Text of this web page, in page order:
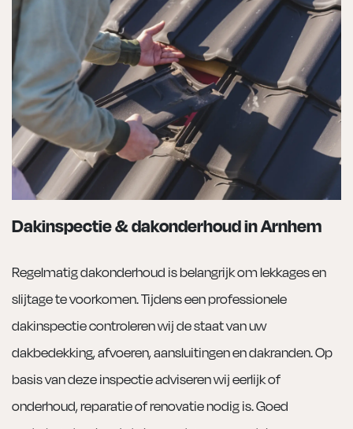
Dakinspectie & dakonderhoud in Arnhem
Regelmatig dakonderhoud is belangrijk om lekkages en
slijtage te voorkomen. Tijdens een professionele
dakinspectie controleren wij de staat van uw
dakbedekking, afvoeren, aansluitingen en dakranden. Op
basis van deze inspectie adviseren wij eerlijk of
onderhoud, reparatie of renovatie nodig is. Goed